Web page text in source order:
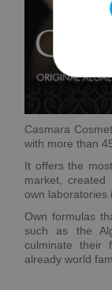
Casmara
with more than
It offers the
market,
own laboratories
Own formulas
such as the
culminate their
already world